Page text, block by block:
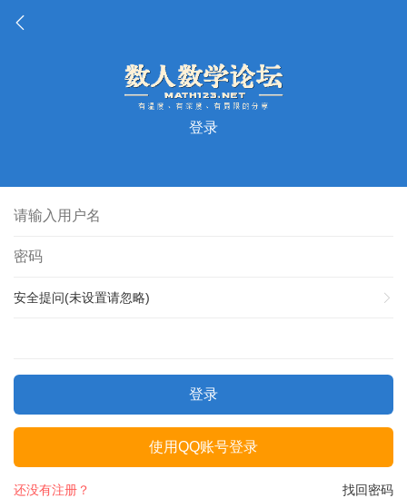
登录
安全提问(未设置请忽略)
登录
使用QQ账号登录
找回密码
还没有注册？